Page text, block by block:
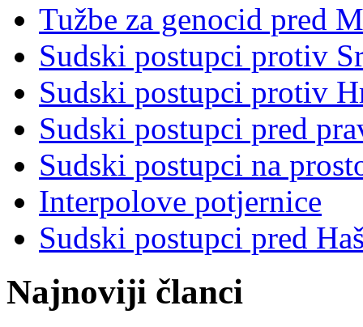
Tužbe za genocid pred
Sudski postupci protiv
Sudski postupci protiv
Sudski postupci pred
Sudski postupci na
Interpolove potjernice
Sudski postupci pred
Najnoviji članci